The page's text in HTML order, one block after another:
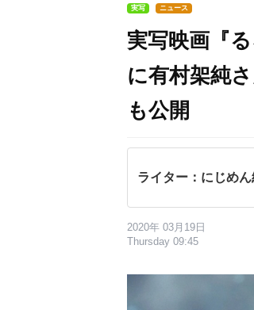
実写 ニュース
実写映画『
に有村架純
も公開
ライター：にじめ
2020年 03月19日
Thursday 09:45